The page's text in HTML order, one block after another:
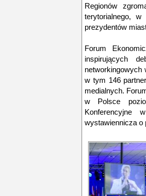
Regionów
terytorialnego,
prezydentów
Forum
inspirujących
networkingowych
w tym 146
medialnych.
w Polsce
Konferencyjne
wystawiennicza o